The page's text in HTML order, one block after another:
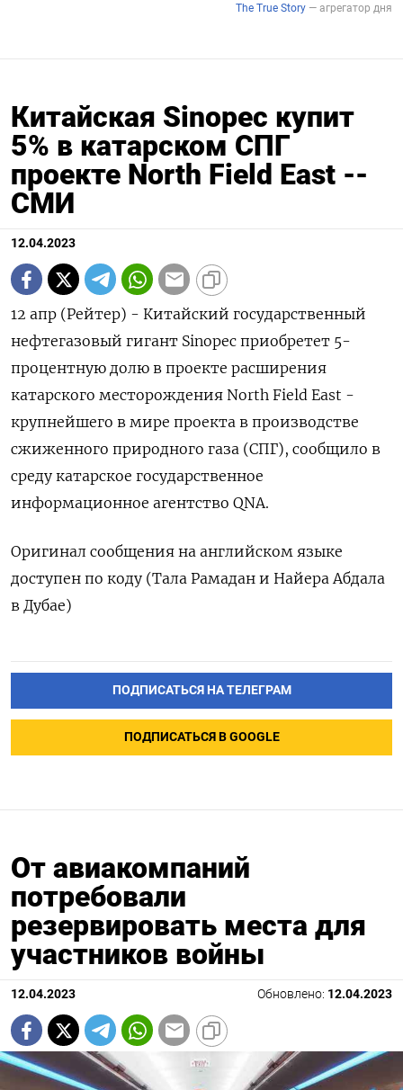
Китайская Sinopec купит
5% в катарском СПГ
проекте North Field East --
СМИ
12.04.2023
12 апр (Рейтер) - Китайский государственный
нефтегазовый гигант Sinopec приобретет 5-
процентную долю в проекте расширения
катарского месторождения North Field East -
крупнейшего в мире проекта в производстве
сжиженного природного газа (СПГ), сообщило в
среду катарское государственное
информационное агентство QNA.
Оригинал сообщения на английском языке
доступен по коду (Тала Рамадан и Найера Абдала
в Дубае)
ПОДПИСАТЬСЯ НА ТЕЛЕГРАМ
ПОДПИСАТЬСЯ В GOOGLE
От авиакомпаний
потребовали
резервировать места для
участников войны
12.04.2023 Обновлено: 12.04.2023